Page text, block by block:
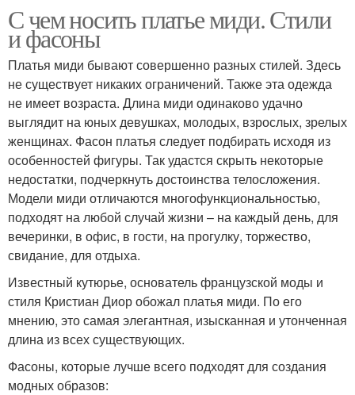
С чем носить платье миди. Стили
и фасоны
Платья миди бывают совершенно разных стилей. Здесь
не существует никаких ограничений. Также эта одежда
не имеет возраста. Длина миди одинаково удачно
выглядит на юных девушках, молодых, взрослых, зрелых
женщинах. Фасон платья следует подбирать исходя из
особенностей фигуры. Так удастся скрыть некоторые
недостатки, подчеркнуть достоинства телосложения.
Модели миди отличаются многофункциональностью,
подходят на любой случай жизни – на каждый день, для
вечеринки, в офис, в гости, на прогулку, торжество,
свидание, для отдыха.
Известный кутюрье, основатель французской моды и
стиля Кристиан Диор обожал платья миди. По его
мнению, это самая элегантная, изысканная и утонченная
длина из всех существующих.
Фасоны, которые лучше всего подходят для создания
модных образов: